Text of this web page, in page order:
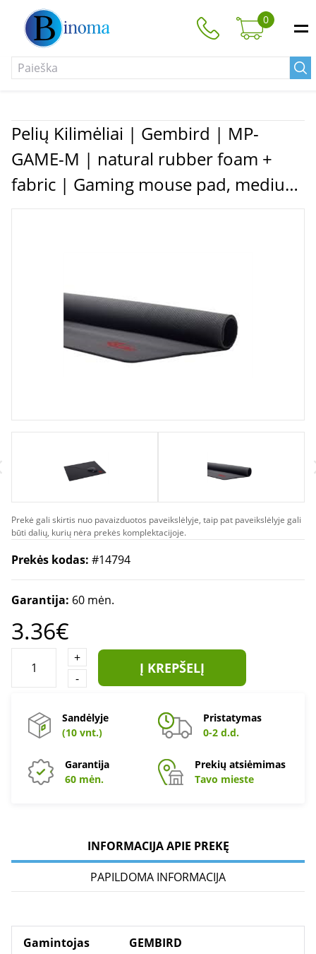
0
Pelių Kilimėliai | Gembird | MP-
GAME-M | natural rubber foam +
fabric | Gaming mouse pad, medium
| Gaming mouse pad | 250x350x3
Prekė gali skirtis nuo pavaizduotos paveikslėlyje, taip pat paveikslėlyje gali
būti dalių, kurių nėra prekės komplektacijoje.
Prekės kodas: #14794
Garantija: 60 mėn.
3.36€
+
-
Į KREPŠELĮ
Sandėlyje
(10 vnt.)
Pristatymas
0-2 d.d.
Garantija
60 mėn.
Prekių atsiėmimas
Tavo mieste
INFORMACIJA APIE PREKĘ
PAPILDOMA INFORMACIJA
Gamintojas GEMBIRD